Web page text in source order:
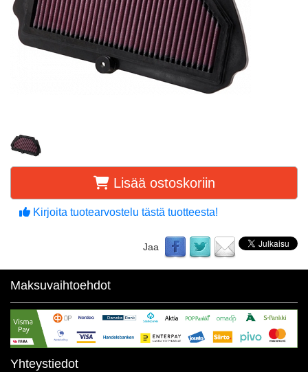
Lisää ostoskoriin
Kirjoita tuotearvostelu tästä tuotteesta!
Jaa
Maksuvaihtoehdot
Yhteystiedot